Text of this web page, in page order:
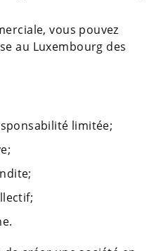
vous pouvez
au Luxembourg des
limitée;